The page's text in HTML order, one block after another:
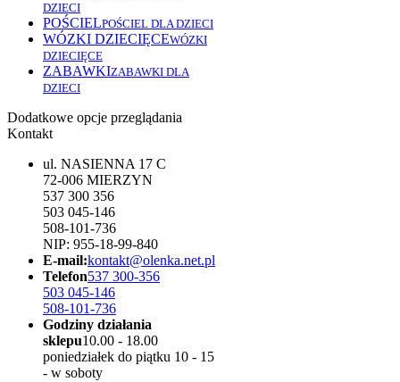
DZIECI
POŚCIELPOŚCIEL DLA DZIECI
WÓZKI DZIECIĘCEWÓZKI
DZIECIĘCE
ZABAWKIZABAWKI DLA
DZIECI
Dodatkowe opcje przeglądania
Kontakt
ul. NASIENNA 17 C
72-006 MIERZYN
537 300 356
503 045-146
508-101-736
NIP: 955-18-99-840
E-mail:kontakt@olenka.net.pl
Telefon537 300-356
503 045-146
508-101-736
Godziny działania
sklepu10.00 - 18.00
poniedziałek do piątku 10 - 15
- w soboty